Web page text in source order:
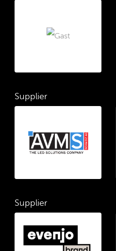
Supplier
Supplier